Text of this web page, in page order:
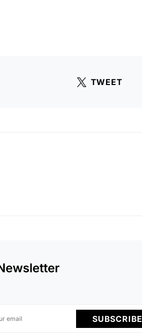
TWEET
SUBSCRIBE